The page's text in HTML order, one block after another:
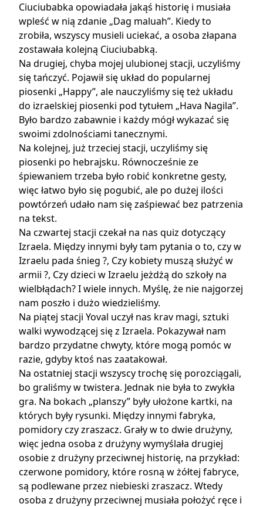
Ciuciubabka opowiadała jakąś historię i musiała
wpleść w nią zdanie „Dag maluah”. Kiedy to
zrobiła, wszyscy musieli uciekać, a osoba złapana
zostawała kolejną Ciuciubabką.
Na drugiej, chyba mojej ulubionej stacji, uczyliśmy
się tańczyć. Pojawił się układ do popularnej
piosenki „Happy”, ale nauczyliśmy się też układu
do izraelskiej piosenki pod tytułem „Hava Nagila”.
Było bardzo zabawnie i każdy mógł wykazać się
swoimi zdolnościami tanecznymi.
Na kolejnej, już trzeciej stacji, uczyliśmy się
piosenki po hebrajsku. Równocześnie ze
śpiewaniem trzeba było robić konkretne gesty,
więc łatwo było się pogubić, ale po dużej ilości
powtórzeń udało nam się zaśpiewać bez patrzenia
na tekst.
Na czwartej stacji czekał na nas quiz dotyczący
Izraela. Między innymi były tam pytania o to, czy w
Izraelu pada śnieg ?, Czy kobiety muszą służyć w
armii ?, Czy dzieci w Izraelu jeżdżą do szkoły na
wielbłądach? I wiele innych. Myślę, że nie najgorzej
nam poszło i dużo wiedzieliśmy.
Na piątej stacji Yoval uczył nas krav magi, sztuki
walki wywodzącej się z Izraela. Pokazywał nam
bardzo przydatne chwyty, które mogą pomóc w
razie, gdyby ktoś nas zaatakował.
Na ostatniej stacji wszyscy trochę się porozciągali,
bo graliśmy w twistera. Jednak nie była to zwykła
gra. Na bokach „planszy” były ułożone kartki, na
których były rysunki. Między innymi fabryka,
pomidory czy zraszacz. Grały w to dwie drużyny,
więc jedna osoba z drużyny wymyślała drugiej
osobie z drużyny przeciwnej historię, na przykład:
czerwone pomidory, które rosną w żółtej fabryce,
są podlewane przez niebieski zraszacz. Wtedy
osoba z drużyny przeciwnej musiała położyć ręce i